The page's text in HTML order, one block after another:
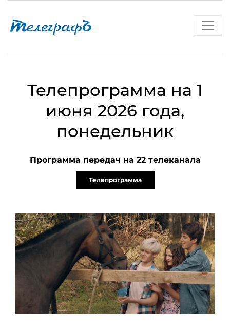
Телепрограмма на 1
июня 2026 года,
понедельник
Программа передач на 22 телеканала
Телепрограмма